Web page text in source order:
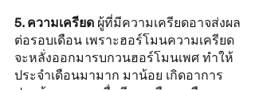
5. ความเครียด ผู้ที่มีความเครียดอาจส่งผล
ต่อรอบเดือน เพราะฮอร์โมนความเครียด
จะหลั่งออกมารบกวนฮอร์โมนเพศ ทำให้
ประจำเดือนมามาก มาน้อย เกิดอาการ